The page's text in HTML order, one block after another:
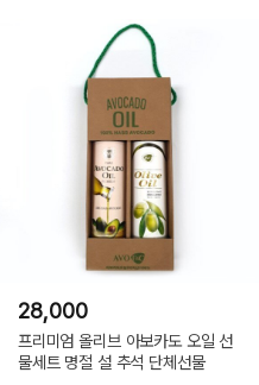
28,000
프리미엄 올리브 아보카도 오일 선
물세트 명절 설 추석 단체선물